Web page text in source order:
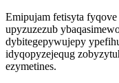
Emipujam fetisyta
upyzuzezub
dybitegepywujepy
idyqopyzejequg
ezymetines.